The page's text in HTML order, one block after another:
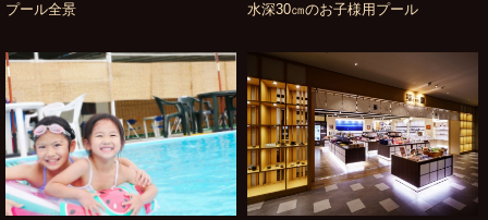
プール全景 水深30㎝のお子様用プール